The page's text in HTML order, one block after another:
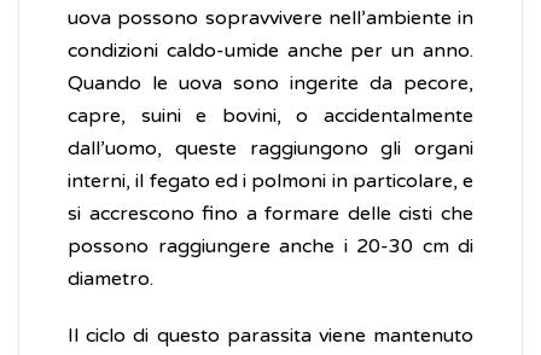
uova possono sopravvivere nell’ambiente in
condizioni caldo-umide anche per un anno.
Quando le uova sono ingerite da pecore,
capre, suini e bovini, o accidentalmente
dall’uomo, queste raggiungono gli organi
interni, il fegato ed i polmoni in particolare, e
si accrescono fino a formare delle cisti che
possono raggiungere anche i 20-30 cm di
diametro.
Il ciclo di questo parassita viene mantenuto